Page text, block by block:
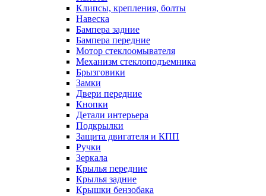
Клипсы, крепления, болты
Навеска
Бампера задние
Бампера передние
Мотор стеклоомывателя
Механизм стеклоподъемника
Брызговики
Замки
Двери передние
Кнопки
Детали интерьера
Подкрылки
Защита двигателя и КПП
Ручки
Зеркала
Крылья передние
Крылья задние
Крышки бензобака